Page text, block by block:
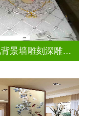
电视背景墙雕刻深雕双面效果